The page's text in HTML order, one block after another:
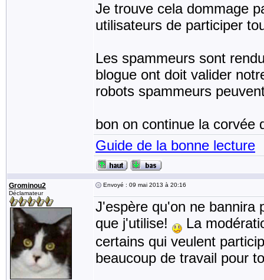
Je trouve cela dommage
utilisateurs de participer
Les spammeurs sont
blogue ont doit valider
robots spammeurs
bon on continue la corvée
Guide de la bonne lecture
Grominou2
Déclamateur
Envoyé : 09 mai 2013 à 20:16
J'espère qu'on ne bannira
que j'utilise!
La
certains qui veulent
beaucoup de travail pour